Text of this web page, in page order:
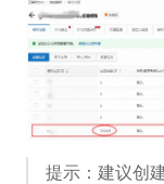
提示：建议创